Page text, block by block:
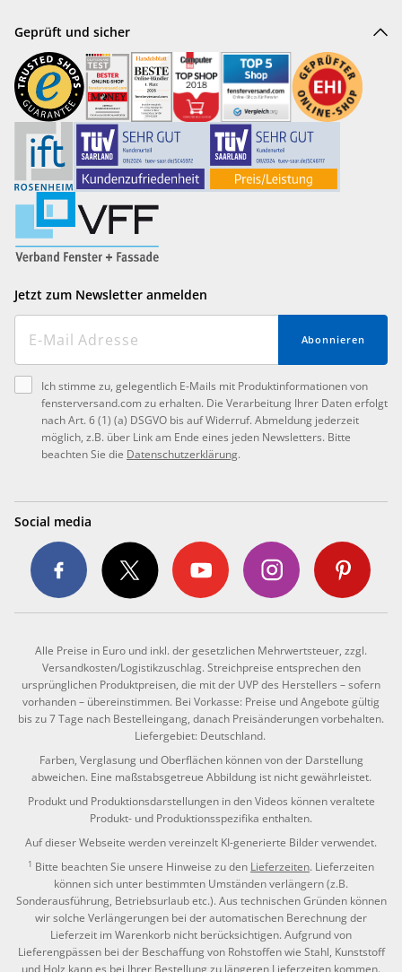
Geprüft und sicher
Jetzt zum Newsletter anmelden
Abonnieren
Ich stimme zu, gelegentlich E-Mails mit Produktinformationen von
fensterversand.com zu erhalten. Die Verarbeitung Ihrer Daten erfolgt
nach Art. 6 (1) (a) DSGVO bis auf Widerruf. Abmeldung jederzeit
möglich, z.B. über Link am Ende eines jeden Newsletters. Bitte
beachten Sie die Datenschutzerklärung.
Social media
Alle Preise in Euro und inkl. der gesetzlichen Mehrwertsteuer, zzgl.
Versandkosten/Logistikzuschlag. Streichpreise entsprechen den
ursprünglichen Produktpreisen, die mit der UVP des Herstellers – sofern
vorhanden – übereinstimmen. Bei Vorkasse: Preise und Angebote gültig
bis zu 7 Tage nach Bestelleingang, danach Preisänderungen vorbehalten.
Liefergebiet: Deutschland.
Farben, Verglasung und Oberflächen können von der Darstellung
abweichen. Eine maßstabsgetreue Abbildung ist nicht gewährleistet.
Produkt und Produktionsdarstellungen in den Videos können veraltete
Produkt- und Produktionsspezifika enthalten.
Auf dieser Webseite werden vereinzelt KI-generierte Bilder verwendet.
1 Bitte beachten Sie unsere Hinweise zu den Lieferzeiten. Lieferzeiten
können sich unter bestimmten Umständen verlängern (z.B.
Sonderausführung, Betriebsurlaub etc.). Aus technischen Gründen können
wir solche Verlängerungen bei der automatischen Berechnung der
Lieferzeit im Warenkorb nicht berücksichtigen. Aufgrund von
Lieferengpässen bei der Beschaffung von Rohstoffen wie Stahl, Kunststoff
und Holz kann es bei Ihrer Bestellung zu längeren Lieferzeiten kommen.